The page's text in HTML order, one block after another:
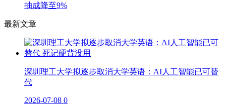
抽成降至9%
最新文章
深圳理工大学拟逐步取消大学英语：AI人工智能已可替
代
2026-07-08 0